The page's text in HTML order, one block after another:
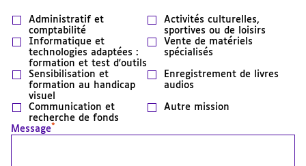
Administratif et
comptabilité
Activités culturelles,
sportives ou de loisirs
Informatique et
technologies adaptées :
formation et test d'outils
Vente de matériels
spécialisés
Sensibilisation et
formation au handicap
visuel
Enregistrement de livres
audios
Communication et
recherche de fonds
Autre mission
Message *